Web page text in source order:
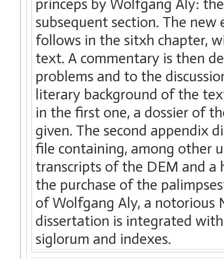
princeps by Wolfgang Aly:
subsequent section. The
follows in the sitxh chapter,
text. A commentary is then
problems and to the
literary background of the
in the first one, a dossier of
given. The second appendix
file containing, among other
transcripts of the DEM and
the purchase of the
of Wolfgang Aly, a notorious
dissertation is integrated
siglorum and indexes.